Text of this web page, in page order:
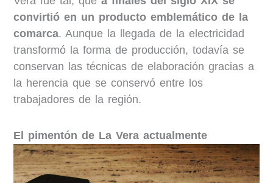
convirtió en un producto emblemático de la
comarca. Aunque la llegada de la electricidad
transformó la forma de producción, todavía se
conservan las técnicas de elaboración gracias a
la herencia que se conservó entre los
trabajadores de la región.
El pimentón de La Vera actualmente